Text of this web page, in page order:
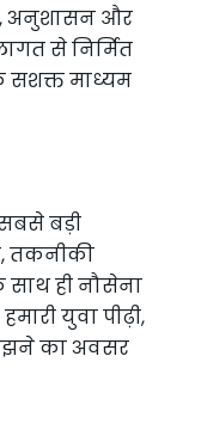
अनुशासन और
से निर्मित
सशक्त माध्यम
बड़ी
तकनीकी
साथ ही नौसेना
युवा पीढ़ी,
का अवसर